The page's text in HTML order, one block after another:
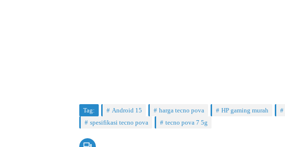
Tag: Android 15 harga tecno pova HP gaming murah
spesifikasi tecno pova
tecno pova 7 5g